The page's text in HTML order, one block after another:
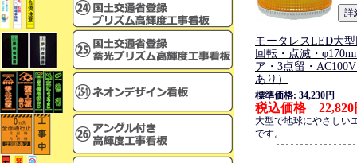
モータレスLED大
回転・点滅・
ア・3点留・
あり）
標準価格: 34,230円
税込価格 22,820
大型で地球にやさしい
です。